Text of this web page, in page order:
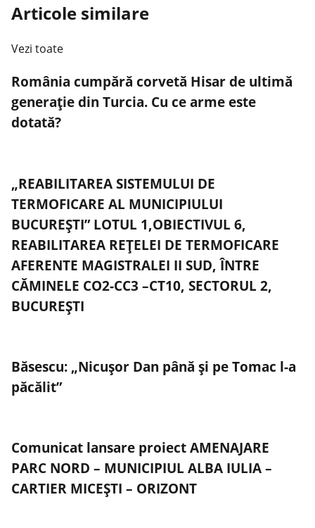
Articole similare
Vezi toate
România cumpără corvetă Hisar de ultimă
generație din Turcia. Cu ce arme este
dotată?
„REABILITAREA SISTEMULUI DE
TERMOFICARE AL MUNICIPIULUI
BUCUREȘTI” LOTUL 1,OBIECTIVUL 6,
REABILITAREA REȚELEI DE TERMOFICARE
AFERENTE MAGISTRALEI II SUD, ÎNTRE
CĂMINELE CO2-CC3 –CT10, SECTORUL 2,
BUCUREȘTI
Băsescu: „Nicuşor Dan până şi pe Tomac l-a
păcălit”
Comunicat lansare proiect AMENAJARE
PARC NORD – MUNICIPIUL ALBA IULIA –
CARTIER MICEȘTI – ORIZONT